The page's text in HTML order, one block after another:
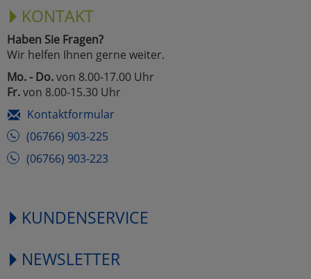
KONTAKT
Haben Sie Fragen?
Wir helfen Ihnen gerne weiter.
Mo. - Do.von 8.00-17.00 Uhr
Fr.von 8.00-15.30 Uhr
Kontaktformular
(06766) 903-225
(06766) 903-223
KUNDENSERVICE
NEWSLETTER